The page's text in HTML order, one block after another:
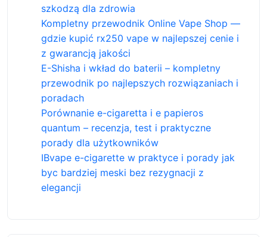
szkodzą dla zdrowia
Kompletny przewodnik Online Vape Shop —
gdzie kupić rx250 vape w najlepszej cenie i
z gwarancją jakości
E-Shisha i wkład do baterii – kompletny
przewodnik po najlepszych rozwiązaniach i
poradach
Porównanie e-cigaretta i e papieros
quantum – recenzja, test i praktyczne
porady dla użytkowników
IBvape e-cigarette w praktyce i porady jak
byc bardziej meski bez rezygnacji z
elegancji